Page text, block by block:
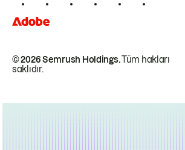
© 2026 Semrush Holdings.Tüm hakları
saklıdır.